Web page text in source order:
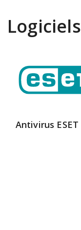
Logiciels
Antivirus ESET